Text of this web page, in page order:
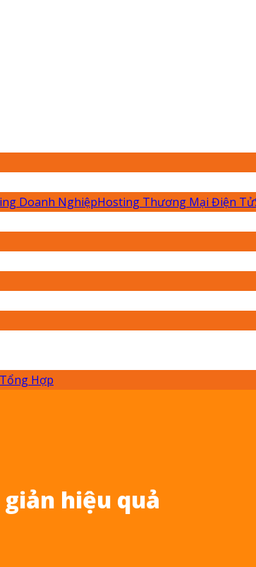
Doanh NghiệpHosting Thương Mại Điện Tử
Tổng Hợp
hiệu quả